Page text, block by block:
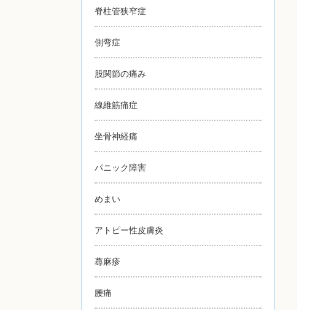
脊柱管狭窄症
側弯症
股関節の痛み
線維筋痛症
坐骨神経痛
パニック障害
めまい
アトピー性皮膚炎
蕁麻疹
腰痛